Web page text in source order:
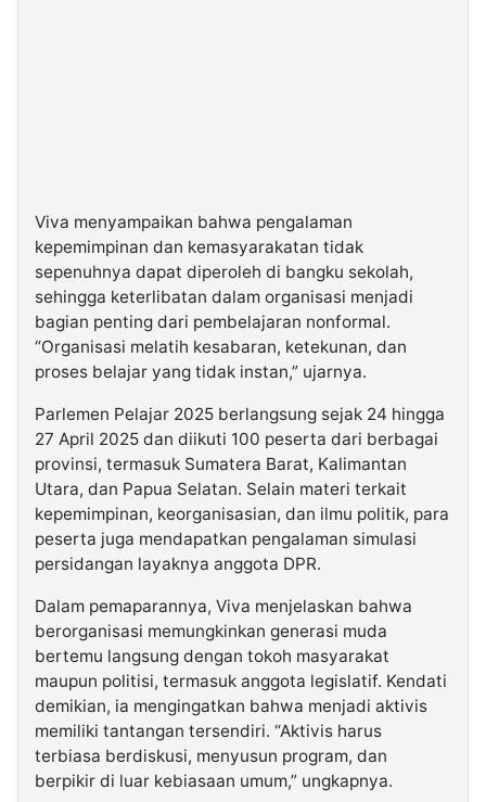
Viva menyampaikan bahwa pengalaman
kepemimpinan dan kemasyarakatan tidak
sepenuhnya dapat diperoleh di bangku sekolah,
sehingga keterlibatan dalam organisasi menjadi
bagian penting dari pembelajaran nonformal.
“Organisasi melatih kesabaran, ketekunan, dan
proses belajar yang tidak instan,” ujarnya.
Parlemen Pelajar 2025 berlangsung sejak 24 hingga
27 April 2025 dan diikuti 100 peserta dari berbagai
provinsi, termasuk Sumatera Barat, Kalimantan
Utara, dan Papua Selatan. Selain materi terkait
kepemimpinan, keorganisasian, dan ilmu politik, para
peserta juga mendapatkan pengalaman simulasi
persidangan layaknya anggota DPR.
Dalam pemaparannya, Viva menjelaskan bahwa
berorganisasi memungkinkan generasi muda
bertemu langsung dengan tokoh masyarakat
maupun politisi, termasuk anggota legislatif. Kendati
demikian, ia mengingatkan bahwa menjadi aktivis
memiliki tantangan tersendiri. “Aktivis harus
terbiasa berdiskusi, menyusun program, dan
berpikir di luar kebiasaan umum,” ungkapnya.